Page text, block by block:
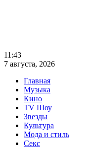
11:43
7 августа, 2026
Главная
Музыка
Кино
TV Шоу
Звезды
Культура
Мода и стиль
Секс